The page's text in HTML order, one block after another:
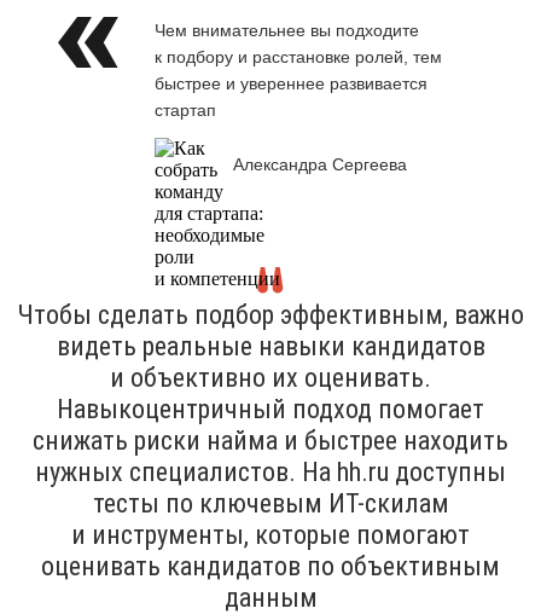
Чем внимательнее вы подходите
к подбору и расстановке ролей, тем
быстрее и увереннее развивается
стартап
Александра Сергеева
Чтобы сделать подбор эффективным, важно
видеть реальные навыки кандидатов
и объективно их оценивать.
Навыкоцентричный подход помогает
снижать риски найма и быстрее находить
нужных специалистов. На hh.ru доступны
тесты по ключевым ИТ-скилам
и инструменты, которые помогают
оценивать кандидатов по объективным
данным